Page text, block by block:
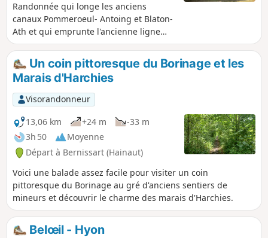
Randonnée qui longe les anciens
canaux Pommeroeul- Antoing et Blaton-
Ath et qui emprunte l'ancienne ligne
ferroviaire L80/78A Blaton-Bernissart
pour terminer par des chemins
champêtres qui longent le parcours
géologique du musée de Bernissart.
Un coin pittoresque du Borinage et les
Marais d'Harchies
Visorandonneur
13,06 km
+24 m
-33 m
3h 50
Moyenne
Départ à Bernissart (Hainaut)
Voici une balade assez facile pour visiter un coin
pittoresque du Borinage au gré d'anciens sentiers de
mineurs et découvrir le charme des marais d'Harchies.
Belœil - Hyon